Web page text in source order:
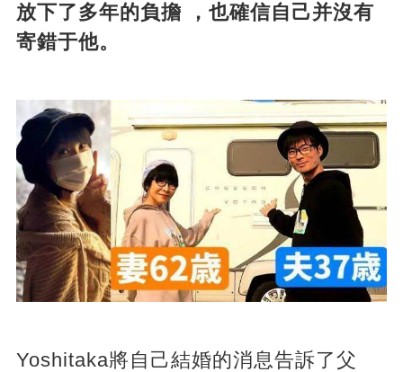
放下了多年的負擔 ，也確信自己并沒有
寄錯于他。
Yoshitaka將自己結婚的消息告訴了父